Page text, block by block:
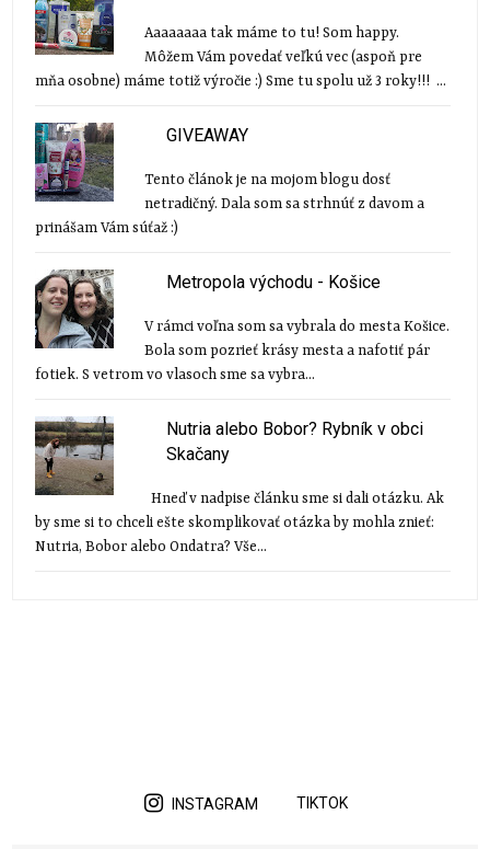
Aaaaaaaa tak máme to tu! Som happy.
Môžem Vám povedať veľkú vec (aspoň pre
mňa osobne) máme totiž výročie :) Sme tu spolu už 3 roky!!! ...
GIVEAWAY
Tento článok je na mojom blogu dosť
netradičný. Dala som sa strhnúť z davom a
prinášam Vám súťaž :)
Metropola východu - Košice
V rámci voľna som sa vybrala do mesta Košice.
Bola som pozrieť krásy mesta a nafotiť pár
fotiek. S vetrom vo vlasoch sme sa vybra...
Nutria alebo Bobor? Rybník v obci
Skačany
Hneď v nadpise článku sme si dali otázku. Ak
by sme si to chceli ešte skomplikovať otázka by mohla znieť:
Nutria, Bobor alebo Ondatra? Vše...
INSTAGRAM TIKTOK